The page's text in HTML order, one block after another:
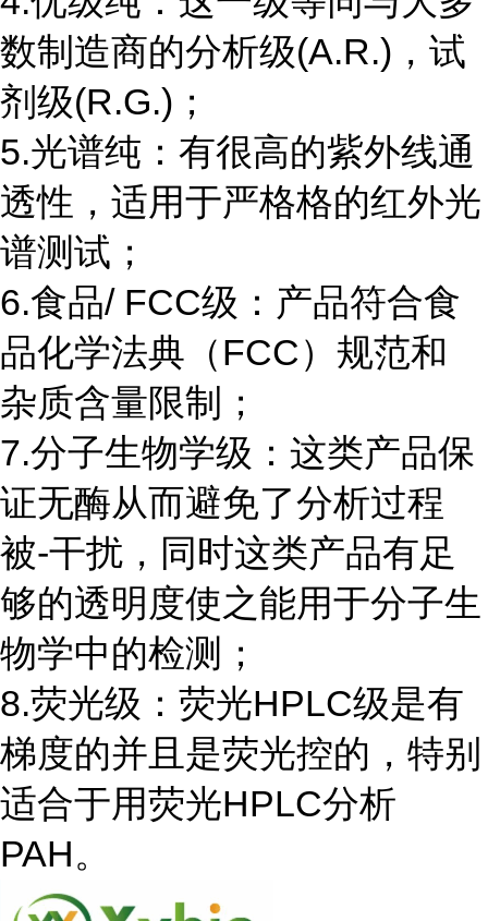
数制造商的分析级(A.R.)，试
剂级(R.G.)；
5.光谱纯：有很高的紫外线通
透性，适用于严格格的红外光
谱测试；
6.食品/ FCC级：产品符合食
品化学法典（FCC）规范和
杂质含量限制；
7.分子生物学级：这类产品保
证无酶从而避免了分析过程
被-干扰，同时这类产品有足
够的透明度使之能用于分子生
物学中的检测；
8.荧光级：荧光HPLC级是有
梯度的并且是荧光控的，特别
适合于用荧光HPLC分析
PAH。